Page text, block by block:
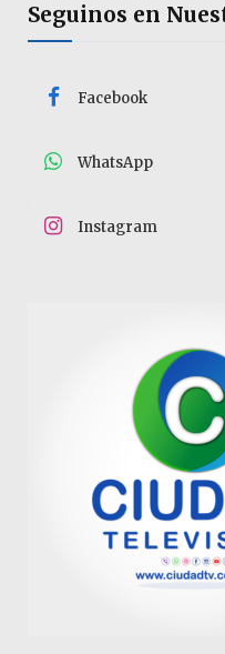
Seguinos en
Facebook
WhatsApp
Instagram